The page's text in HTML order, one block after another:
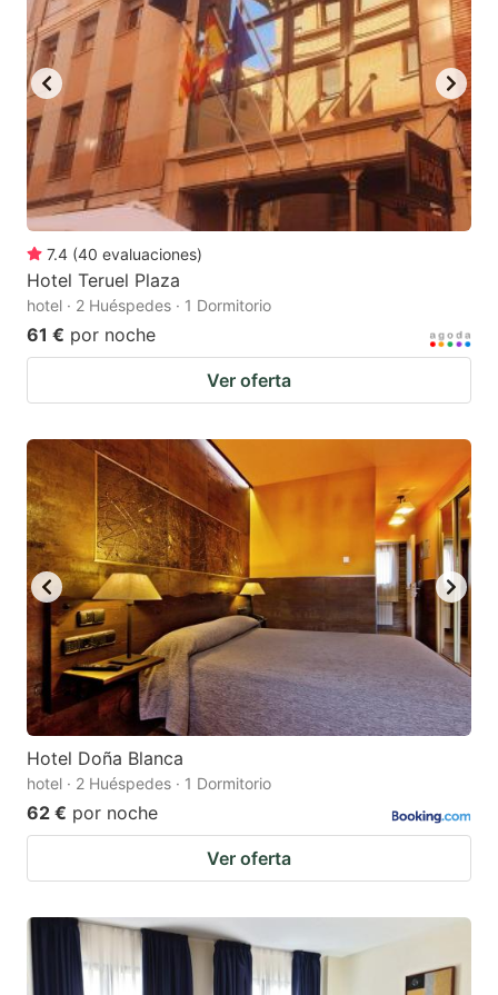
7.4 (40 evaluaciones)
Hotel Teruel Plaza
hotel · 2 Huéspedes · 1 Dormitorio
61 € por noche
Ver oferta
Hotel Doña Blanca
hotel · 2 Huéspedes · 1 Dormitorio
62 € por noche
Ver oferta